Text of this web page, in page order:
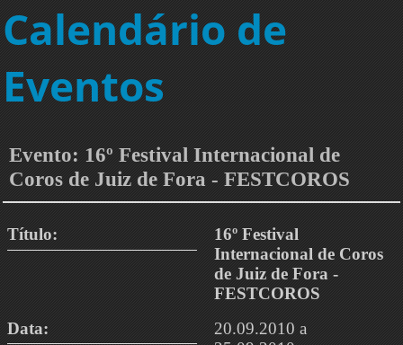
Calendário de
Eventos
Evento: 16º Festival Internacional de
Coros de Juiz de Fora - FESTCOROS
Título:
16º Festival
Internacional de Coros
de Juiz de Fora -
FESTCOROS
Data:
20.09.2010 a